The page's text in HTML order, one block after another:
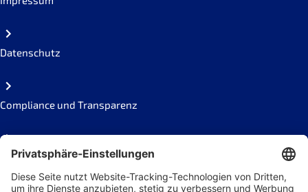
Datenschutz
Compliance und Transparenz
Missbrauch melden